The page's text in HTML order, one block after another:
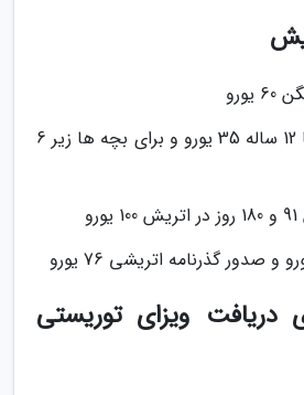
برای بچه ها 6 تا 12 ساله 35 یورو و برای بچه ها زیر 6
دریافت ویزای توریستی